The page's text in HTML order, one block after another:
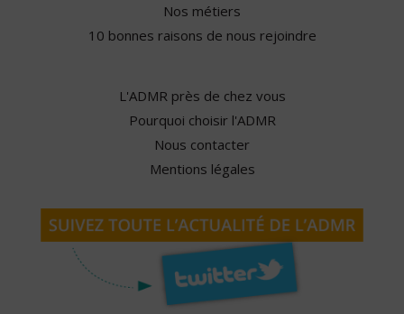
Nos métiers
10 bonnes raisons de nous rejoindre
L'ADMR près de chez vous
Pourquoi choisir l'ADMR
Nous contacter
Mentions légales